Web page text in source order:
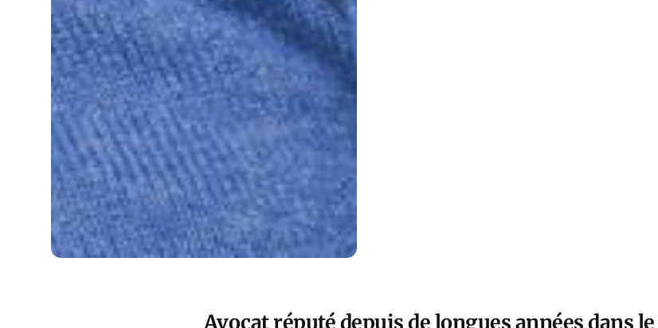
Avocat réputé depuis de longues années dans